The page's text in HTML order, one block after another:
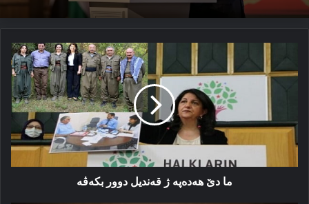
هەدەپە
قەندیل
دوور
بکەڤە
ما دێ هەدەپە ژ قەندیل دوور بکەڤە